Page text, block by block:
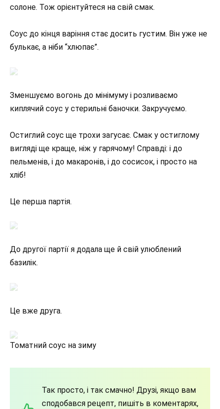
солоне. Тож орієнтуйтеся на свій смак.
Соус до кінця варіння стає досить густим. Він уже не
булькає, а ніби “хлюпає”.
Зменшуємо вогонь до мінімуму і розливаємо
киплячий соус у стерильні баночки. Закручуємо.
Остиглий соус ще трохи загусає. Смак у остиглому
вигляді ще краще, ніж у гарячому! Справді: і до
пельменів, і до макаронів, і до сосисок, і просто на
хліб!
Це перша партія.
До другої партії я додала ще й свій улюблений
базилік.
Це вже друга.
Томатний соус на зиму
Так просто, і так смачно! Друзі, якщо вам
сподобався рецепт, пишіть в коментарях,